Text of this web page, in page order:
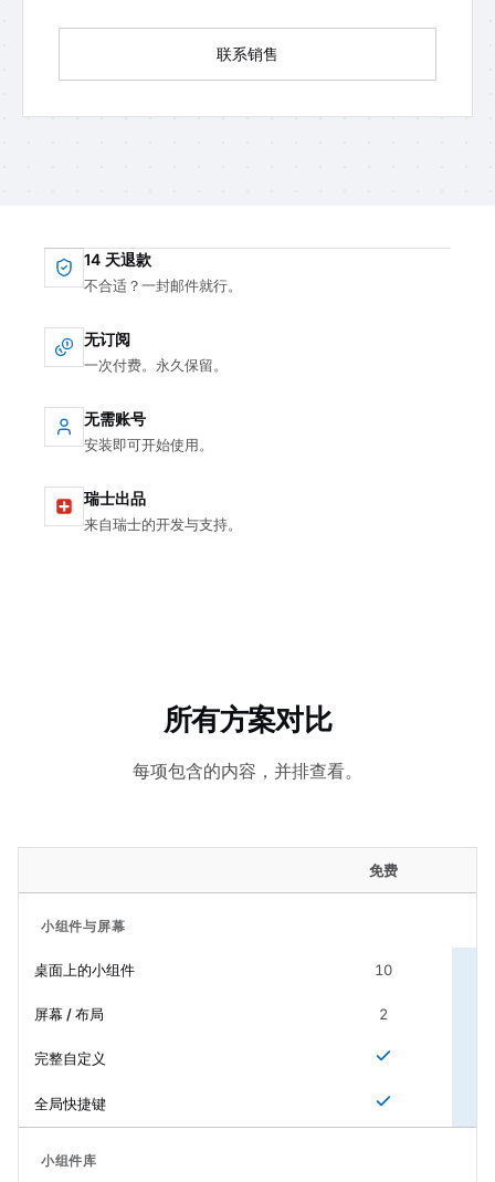
联系销售
14 天退款
不合适？一封邮件就行。
无订阅
一次付费。永久保留。
无需账号
安装即可开始使用。
瑞士出品
来自瑞士的开发与支持。
所有方案对比
每项包含的内容，并排查看。
免费
小组件与屏幕
桌面上的小组件 10
屏幕 / 布局 2
完整自定义
全局快捷键
小组件库